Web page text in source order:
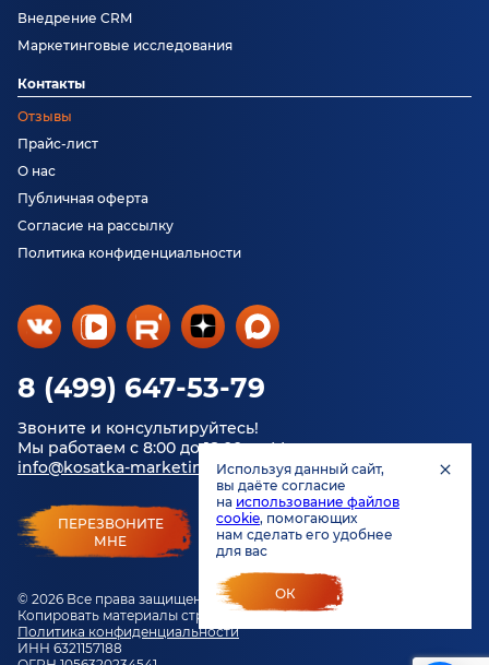
8 (499) 647-53-79
Звоните и консультируйтесь!
Мы работаем с 8:00 до 18:00 по Москве.
info@kosatka-marketing.ru
ПЕРЕЗВОНИТЕ
МНЕ
© 2026 Все права защищены.
Копировать материалы строго запрещено.
Политика конфиденциальности
ИНН 6321157188
Внедрение CRM
Маркетинговые исследования
Контакты
Отзывы
Прайс-лист
О нас
Публичная оферта
Согласие на рассылку
Политика конфиденциальности
Используя данный сайт,
вы даёте согласие
на использование файлов
cookie, помогающих
нам сделать его удобнее
для вас
ОК